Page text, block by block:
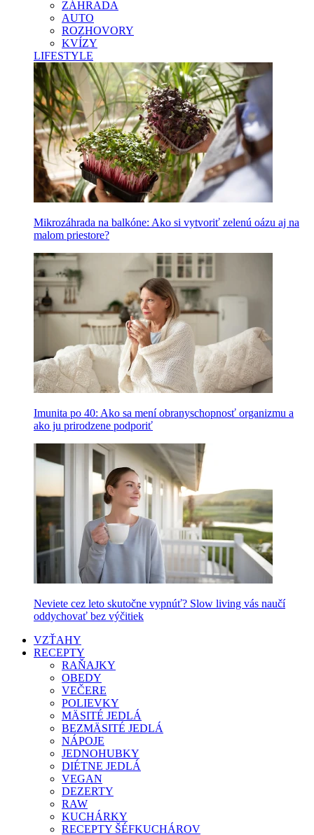
ZÁHRADA
AUTO
ROZHOVORY
KVÍZY
LIFESTYLE
Mikrozáhrada na balkóne: Ako si vytvoriť zelenú oázu aj na
malom priestore?
Imunita po 40: Ako sa mení obranyschopnosť organizmu a
ako ju prirodzene podporiť
Neviete cez leto skutočne vypnúť? Slow living vás naučí
oddychovať bez výčitiek
VZŤAHY
RECEPTY
RAŇAJKY
OBEDY
VEČERE
POLIEVKY
MÄSITÉ JEDLÁ
BEZMÄSITÉ JEDLÁ
NÁPOJE
JEDNOHUBKY
DIÉTNE JEDLÁ
VEGAN
DEZERTY
RAW
KUCHÁRKY
RECEPTY ŠÉFKUCHÁROV